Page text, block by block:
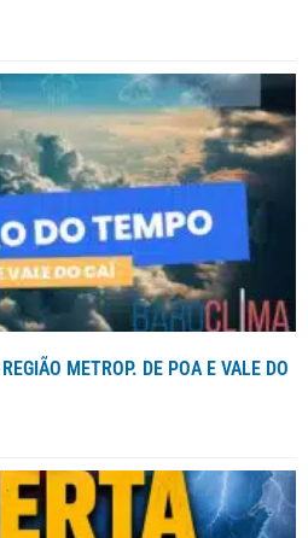
METROP. DE POA E VALE DO